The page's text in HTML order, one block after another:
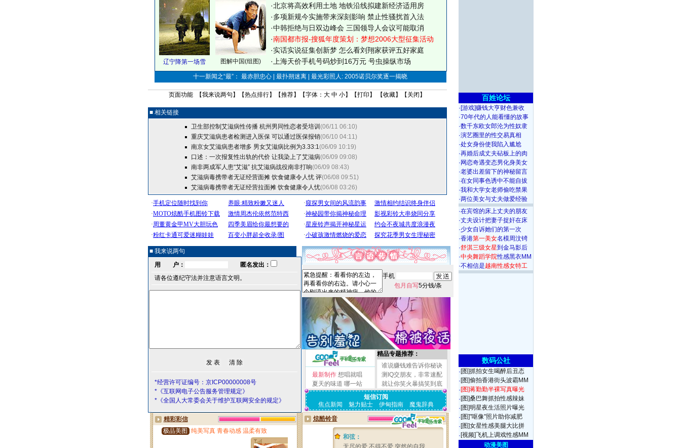
辽宁降第一场雪 图解中国(组图)
·北京将高效利用土地 地铁沿线拟建新经济适用房
·多项新规今实施带来深刻影响 禁止性骚扰首入法
·中韩拒绝与日双边峰会 三国领导人会议可能取消
·南国都市报-搜狐年度策划：梦想2006大型征集活动
·实话实说征集创新梦 怎么看刘翔家获评五好家庭
· 上海天价手机号码炒到16万元 号虫操纵市场
十一新闻之“最”： 最赤胆忠心 | 最扑朔迷离 | 最光彩照人: 2005诺贝尔奖逐一揭晓
页面功能 【我来说两句 】【热点排行】【推荐】【字体： 大 中 小】【打印 】 【收藏】【 关闭 】
■ 相关链接
卫生部控制艾滋病性传播 杭州男同性恋者受培训 (06/11 06:10)
重庆艾滋病患者检测进入医保 可以通过医保报销(06/10 04:11)
南京女艾滋病患者增多 男女艾滋病比例为3.33:1(06/09 10:19)
口述：一次报复性出轨的代价 让我染上了艾滋病(06/09 09:08)
南非两成军人患“艾滋” 抗艾滋病战役南非打响(06/09 08:43)
艾滋病毒携带者无证经营面摊 饮食健康令人忧 评(06/08 09:51)
艾滋病毒携带者无证经营拉面摊 饮食健康令人忧(06/08 03:26)
■ 我来说两句
用 户：
匿名发出：
请各位遵纪守法并注意语言文明。
*经营许可证编号：京ICP00000008号
*《互联网电子公告服务管理规定》
*《全国人大常委会关于维护互联网安全的规定》
手机
包月自写5分钱/条
最新制作 想唱就唱
夏天的味道 哪一站
精品专题推荐：
谁说赚钱难告诉你秘诀
测IQ交朋友，非常速配
就让你笑火暴搞笑到底
短信订阅
焦点新闻
魅力贴士 伊甸指南 魔鬼辞典
百姓论坛
· [游戏]赚钱大亨财色兼收
·70年代的人能看懂的故事
·数千东欧女郎沦为性奴隶
·演艺圈里的性交易真相
·处女身份使我陷入尴尬
·再婚后成丈夫砧板上的肉
· 网恋奇遇变态男化身美女
·老婆出差留下的神秘留言
·在女同事色诱中不能自拔
·我和大学女老师偷吃禁果
·两位美女与丈夫做爱经验
·在宾馆的床上丈夫的朋友
·丈夫设计把妻子捉奸在床
·少女自诉她们的第一次
·香港第一美女名模周汶锜
·舒淇三级女星到金马影后
·中央舞蹈学院性感黑衣MM
·不相信是越南性感女特工
数码公社
· [图]抓拍女生喝醉后丑态
· [图]偷拍香港街头波霸MM
·[图]蒋勤勤半裸写真曝光
· [图]桑巴舞抓拍性感辣妹
· [图]明星夜生活照片曝光
· [图]"呕像"照片助你减肥
· [图]女星性感美腿大比拼
· [视频]飞机上调戏性感MM
动漫美图